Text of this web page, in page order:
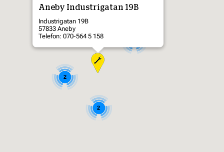
2
2
Aneby Industrigatan 19B
Industrigatan 19B
57833 Aneby
Telefon: 070-564 5 158